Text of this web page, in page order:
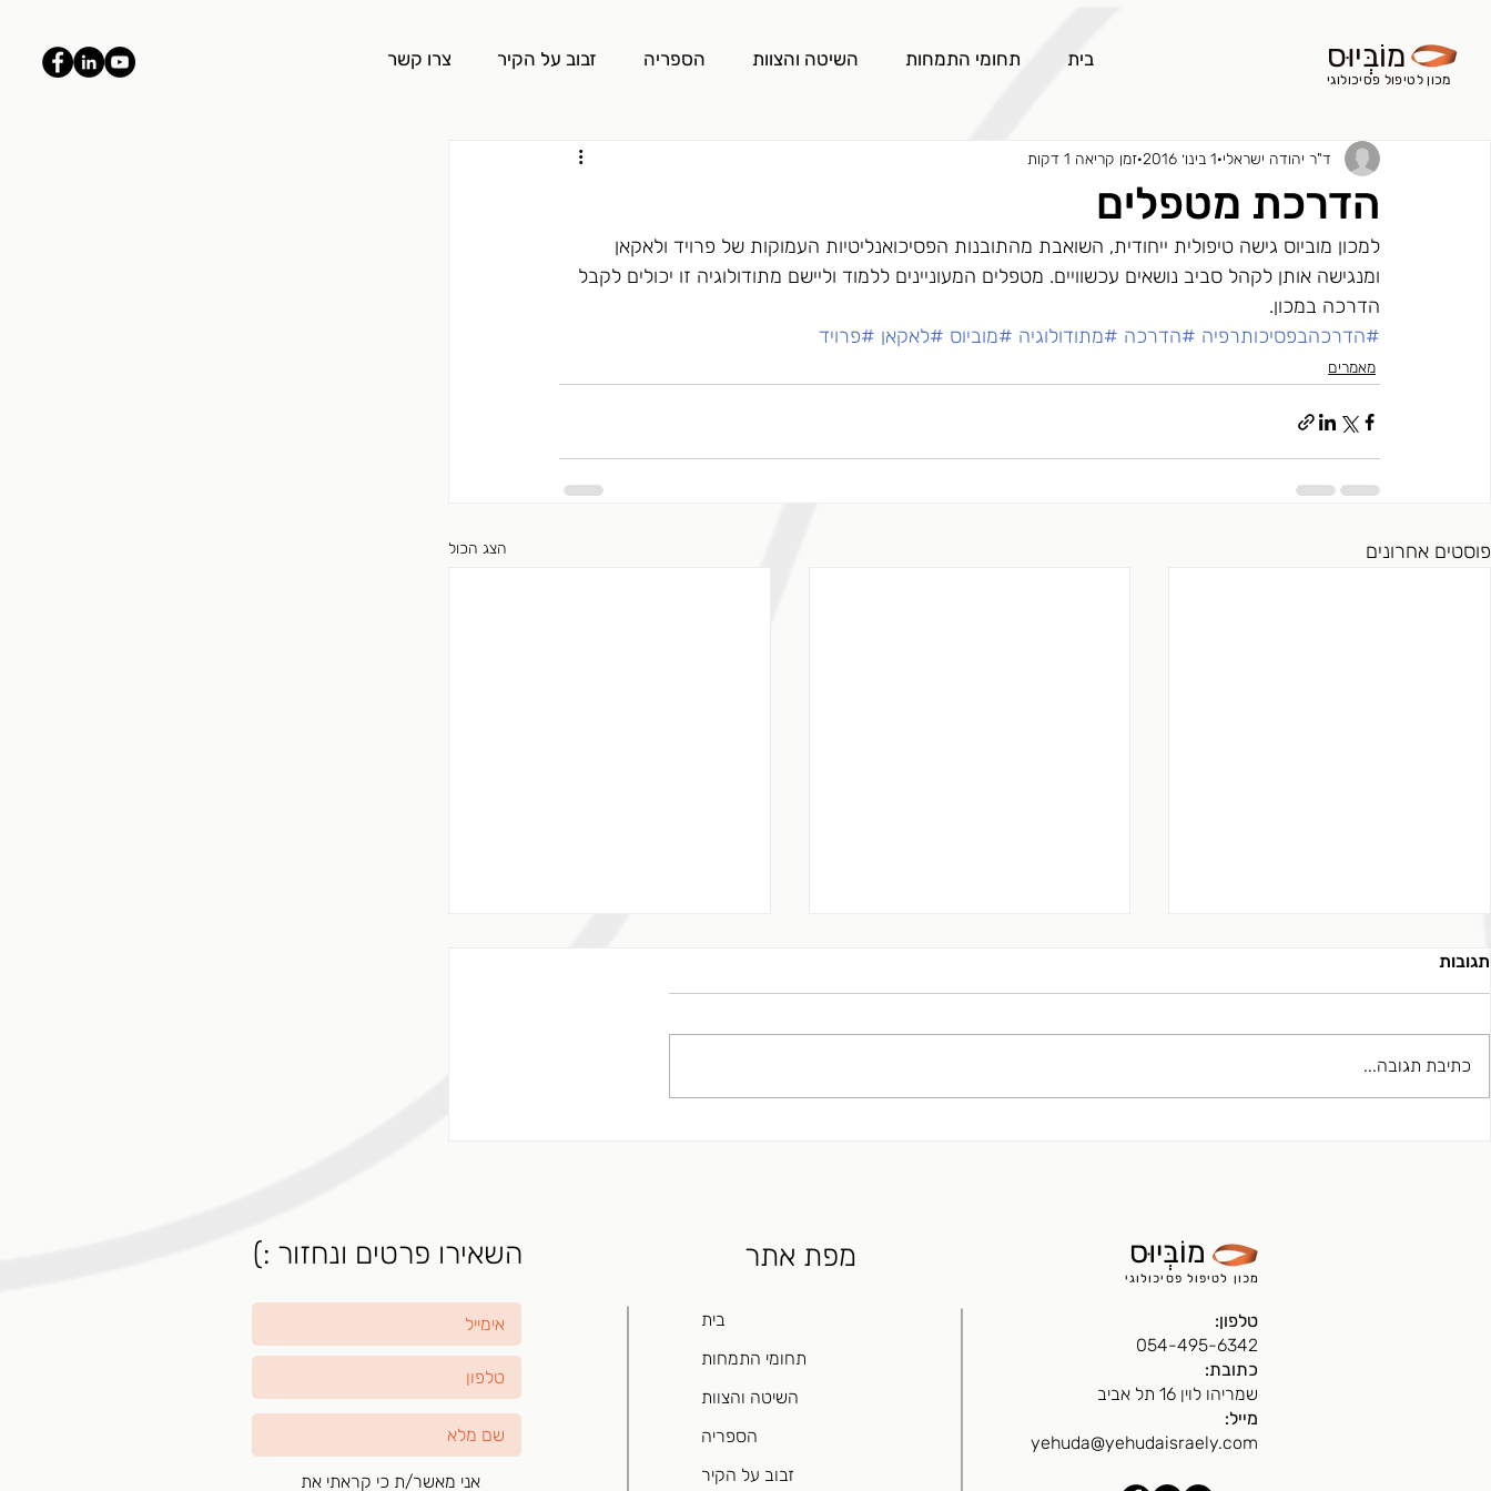
בית תחומי התמחות השיטה והצוות הספריה זבוב על הקיר צרו קשר
מכון לטיפול פסיכולוגי
מוֹבְּיוּס
הדרכת מטפלים
ד"ר יהודה ישראלי 1 בינו׳ 2016 זמן קריאה 1 דקות
למכון מוביוס גישה טיפולית ייחודית, השואבת מהתובנות הפסיכואנליטיות העמוקות של פרויד ולאקאן
ומנגישה אותן לקהל סביב נושאים עכשוויים. מטפלים המעוניינים ללמוד וליישם מתודולוגיה זו יכולים לקבל
הדרכה במכון.
#הדרכהבפסיכותרפיה #הדרכה #מתודולוגיה #מוביוס #לאקאן #פרויד
מאמרים
פוסטים אחרונים הצג הכול
פסיכואנליזה לאקאניאנית
נפרדות הוא מצב שבו שני בני זוג בכל
תגובות
כתיבת תגובה...
השאירו פרטים ונחזור :)
אני מאשר/ת כי קראתי את
מפת אתר
בית
תחומי התמחות
השיטה והצוות
הספריה
זבוב על הקיר
מוֹבְּיוּס
מכון לטיפול פסיכולוגי
טלפון:
054-495-6342
כתובת:
שמריהו לוין 16 תל אביב
מייל:
yehuda@yehudaisraely.com